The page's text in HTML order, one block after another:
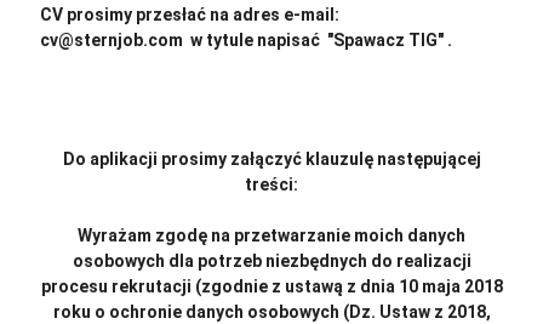
CV prosimy przesłać na adres e-mail:
cv@sternjob.com w tytule napisać "Spawacz TIG" .
Do aplikacji prosimy załączyć klauzulę następującej
treści:
Wyrażam zgodę na przetwarzanie moich danych
osobowych dla potrzeb niezbędnych do realizacji
procesu rekrutacji (zgodnie z ustawą z dnia 10 maja 2018
roku o ochronie danych osobowych (Dz. Ustaw z 2018,